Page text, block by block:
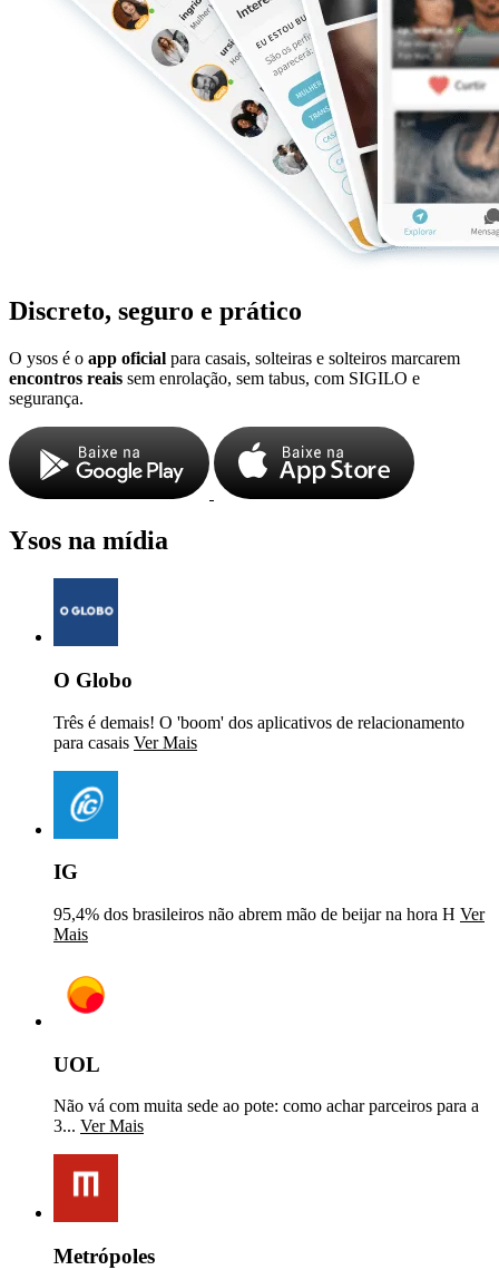
Discreto, seguro e prático
O ysos é o app oficial para casais, solteiras e solteiros marcarem
encontros reais sem enrolação, sem tabus, com SIGILO e
segurança.
Ysos na mídia
O Globo
Três é demais! O 'boom' dos aplicativos de relacionamento
para casais Ver Mais
IG
95,4% dos brasileiros não abrem mão de beijar na hora H Ver
Mais
UOL
Não vá com muita sede ao pote: como achar parceiros para a
3... Ver Mais
Metrópoles